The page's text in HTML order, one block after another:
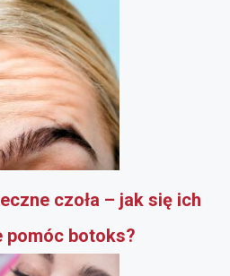
czoła – jak się ich
pomóc botoks?